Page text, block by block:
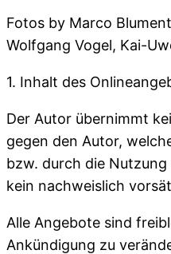
Fotos by Marco
Wolfgang Vogel, Kai-
1. Inhalt des
Der Autor übernimmt
gegen den Autor,
bzw. durch die
kein nachweislich
Alle Angebote sind
Ankündigung zu